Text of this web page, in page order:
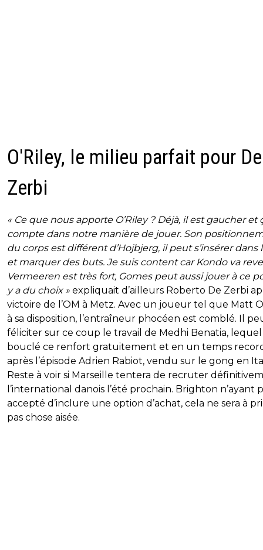
O'Riley, le milieu parfait pour De
Zerbi
« Ce que nous apporte O’Riley ? Déjà, il est gaucher et
compte dans notre manière de jouer. Son
du corps est différent d’Hojbjerg, il peut s’insérer dans
et marquer des buts. Je suis content car Kondo va
Vermeeren est très fort, Gomes peut aussi jouer à ce
y a du choix » expliquait d’ailleurs Roberto De Zerbi
victoire de l’OM à Metz. Avec un joueur tel que Matt
à sa disposition, l’entraîneur phocéen est comblé. Il
féliciter sur ce coup le travail de Medhi Benatia, lequel
bouclé ce renfort gratuitement et en un temps
après l’épisode Adrien Rabiot, vendu sur le gong en
Reste à voir si Marseille tentera de recruter
l’international danois l’été prochain. Brighton n’ayant
accepté d’inclure une option d’achat, cela ne sera à
pas chose aisée.